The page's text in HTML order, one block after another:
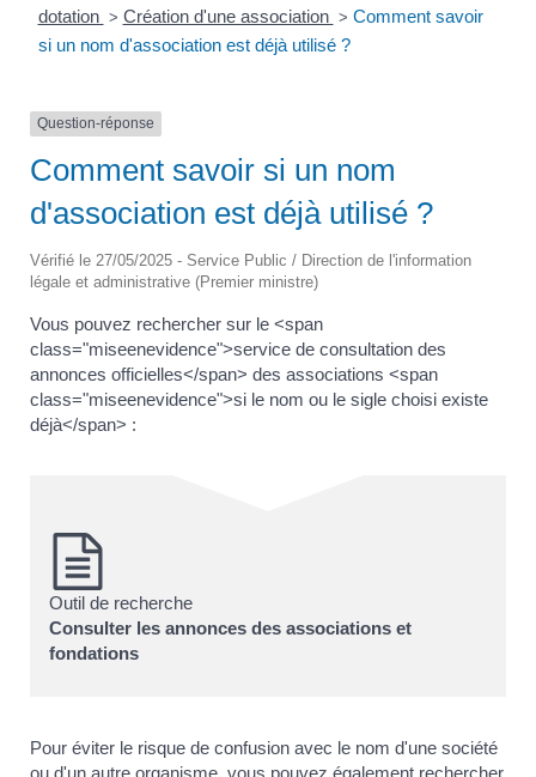
dotation > Création d'une association > Comment savoir
si un nom d'association est déjà utilisé ?
Question-réponse
Comment savoir si un nom
d'association est déjà utilisé ?
Vérifié le 27/05/2025 - Service Public / Direction de l'information
légale et administrative (Premier ministre)
Vous pouvez rechercher sur le <span
class="miseenevidence">service de consultation des
annonces officielles</span> des associations <span
class="miseenevidence">si le nom ou le sigle choisi existe
déjà</span> :
Outil de recherche
Consulter les annonces des associations et
fondations
Pour éviter le risque de confusion avec le nom d'une société